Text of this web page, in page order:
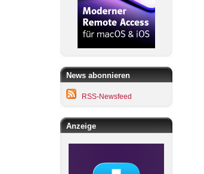
News abonnieren
RSS-Newsfeed
Anzeige